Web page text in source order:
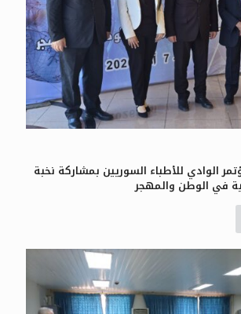
الوادي للأطباء السوريين بمشاركة نخبة
في الوطن والمهجر